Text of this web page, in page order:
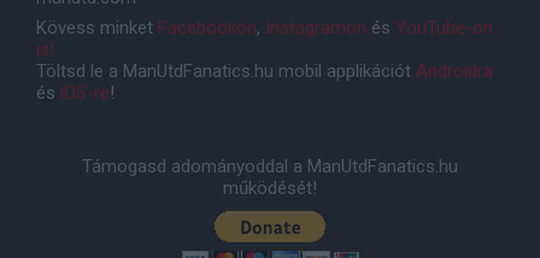
Kövess minket Facebookon, Instagramon és YouTube-on
is!
Töltsd le a ManUtdFanatics.hu mobil applikációt Androidra
és iOS-re!
Támogasd adományoddal a ManUtdFanatics.hu
működését!